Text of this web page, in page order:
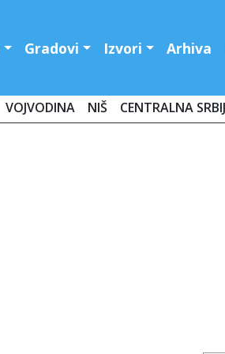
Gradovi Izvori Arhiva
VOJVODINA NIŠ CENTRALNA